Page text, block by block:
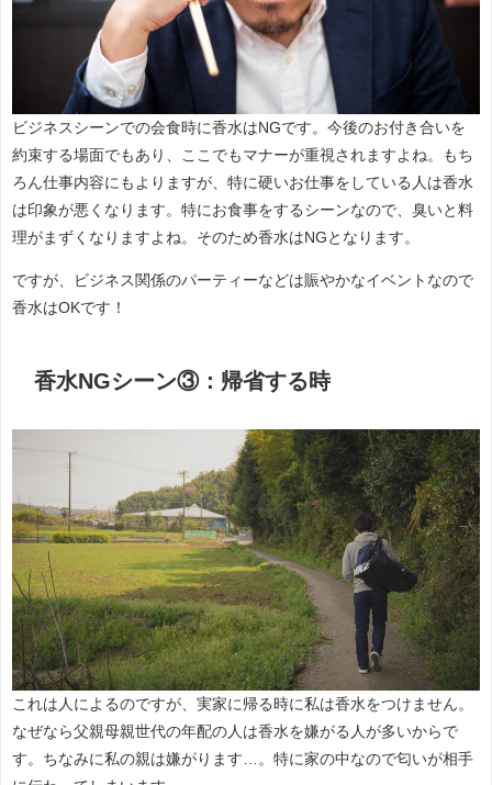
ビジネスシーンでの会食時に香水はNGです。今後のお付き合いを
約束する場面でもあり、ここでもマナーが重視されますよね。もち
ろん仕事内容にもよりますが、特に硬いお仕事をしている人は香水
は印象が悪くなります。特にお食事をするシーンなので、臭いと料
理がまずくなりますよね。そのため香水はNGとなります。
ですが、ビジネス関係のパーティーなどは賑やかなイベントなので
香水はOKです！
香水NGシーン③：帰省する時
これは人によるのですが、実家に帰る時に私は香水をつけません。
なぜなら父親母親世代の年配の人は香水を嫌がる人が多いからで
す。ちなみに私の親は嫌がります…。特に家の中なので匂いが相手